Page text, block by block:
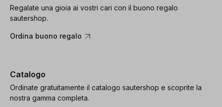
Regalate una gioia ai vostri cari con il buono regalo
sautershop.
Ordina buono regalo
Catalogo
Ordinate gratuitamente il catalogo sautershop e scoprite la
nostra gamma completa.